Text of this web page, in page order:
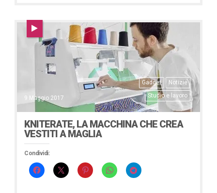
Gadget
Notizie
Studio e lavoro
9 Maggio 2017
KNITERATE, LA MACCHINA CHE CREA
VESTITI A MAGLIA
Condividi: